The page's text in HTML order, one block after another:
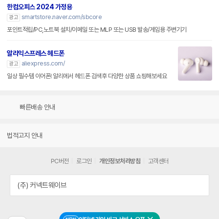
한컴오피스 2024 가정용
광고 smartstore.naver.com/sbcore
포인트적립/PC,노트북 설치/이메일 또는 MLP 또는 USB 발송/게임용 주변기기
알리익스프레스 헤드폰
광고
aliexpress.com/
일상 필수템 이어폰! 알리에서 헤드폰 검색후 다양한 상품 쇼핑해보세요
빠른배송 안내
법적고지 안내
PC버전 로그인 개인정보처리방침 고객센터
(주) 커넥트웨이브